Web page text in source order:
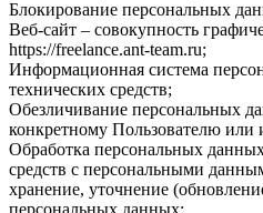
Блокирование персональных
Веб-сайт – совокупность
https://freelance.ant-team.ru;
Информационная система
технических средств;
Обезличивание персональных
конкретному Пользователю или
Обработка персональных
средств с персональными
хранение, уточнение